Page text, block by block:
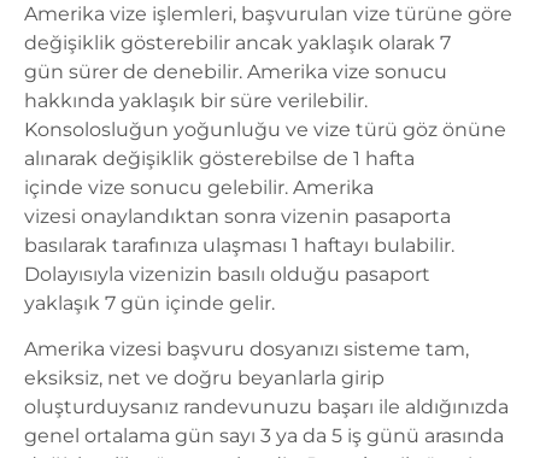
Amerika vize işlemleri, başvurulan vize türüne göre
değişiklik gösterebilir ancak yaklaşık olarak 7
gün sürer de denebilir. Amerika vize sonucu
hakkında yaklaşık bir süre verilebilir.
Konsolosluğun yoğunluğu ve vize türü göz önüne
alınarak değişiklik gösterebilse de 1 hafta
içinde vize sonucu gelebilir. Amerika
vizesi onaylandıktan sonra vizenin pasaporta
basılarak tarafınıza ulaşması 1 haftayı bulabilir.
Dolayısıyla vizenizin basılı olduğu pasaport
yaklaşık 7 gün içinde gelir.
Amerika vizesi başvuru dosyanızı sisteme tam,
eksiksiz, net ve doğru beyanlarla girip
oluşturduysanız randevunuzu başarı ile aldığınızda
genel ortalama gün sayı 3 ya da 5 iş günü arasında